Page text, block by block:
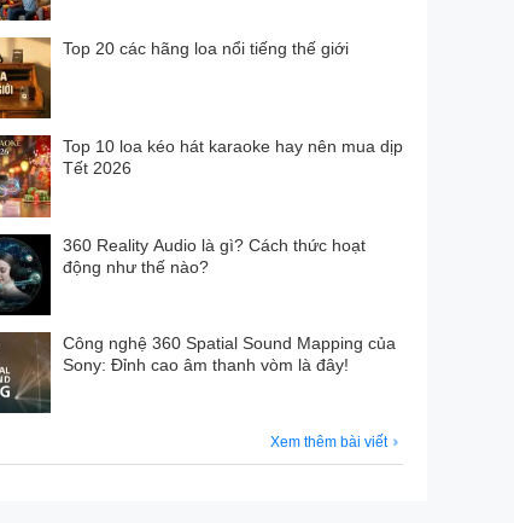
Top 20 các hãng loa nổi tiếng thế giới
Top 10 loa kéo hát karaoke hay nên mua dịp
Tết 2026
360 Reality Audio là gì? Cách thức hoạt
động như thế nào?
Công nghệ 360 Spatial Sound Mapping của
Sony: Đỉnh cao âm thanh vòm là đây!
Xem thêm bài viết